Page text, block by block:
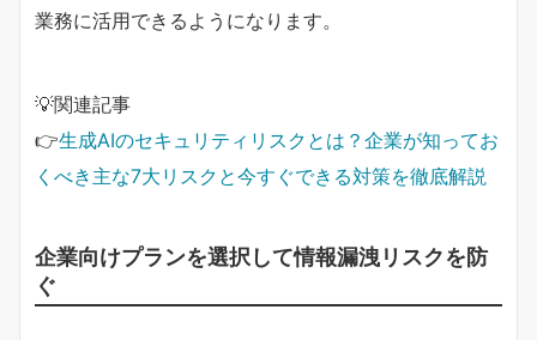
業務に活用できるようになります。
💡関連記事
👉生成AIのセキュリティリスクとは？企業が知ってお
くべき主な7大リスクと今すぐできる対策を徹底解説
企業向けプランを選択して情報漏洩リスクを防
ぐ